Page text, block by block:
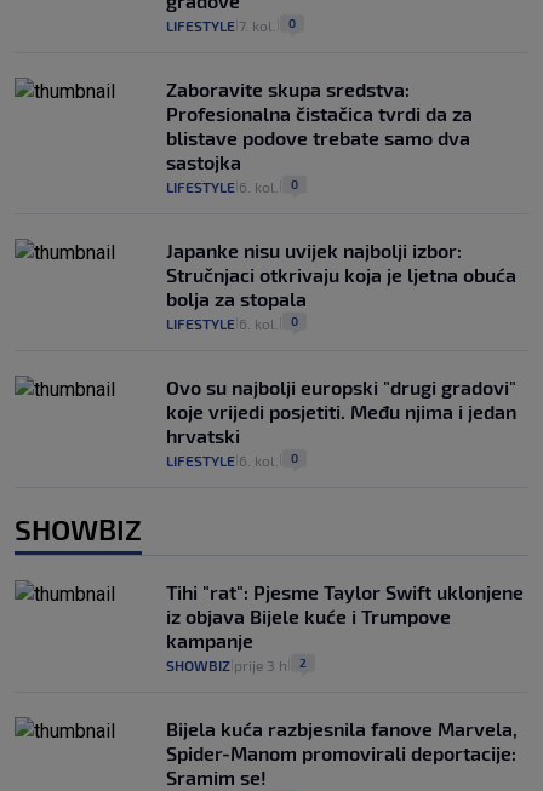
LIFESTYLE 7. kol. 0
Zaboravite skupa sredstva:
Profesionalna čistačica tvrdi da za
blistave podove trebate samo dva
sastojka
LIFESTYLE 6. kol. 0
Japanke nisu uvijek najbolji izbor:
Stručnjaci otkrivaju koja je ljetna obuća
bolja za stopala
LIFESTYLE 6. kol. 0
Ovo su najbolji europski "drugi gradovi"
koje vrijedi posjetiti. Među njima i jedan
hrvatski
LIFESTYLE 6. kol. 0
SHOWBIZ
Tihi "rat": Pjesme Taylor Swift uklonjene
iz objava Bijele kuće i Trumpove
kampanje
SHOWBIZ prije 3 h 2
Bijela kuća razbjesnila fanove Marvela,
Spider-Manom promovirali deportacije:
Sramim se!